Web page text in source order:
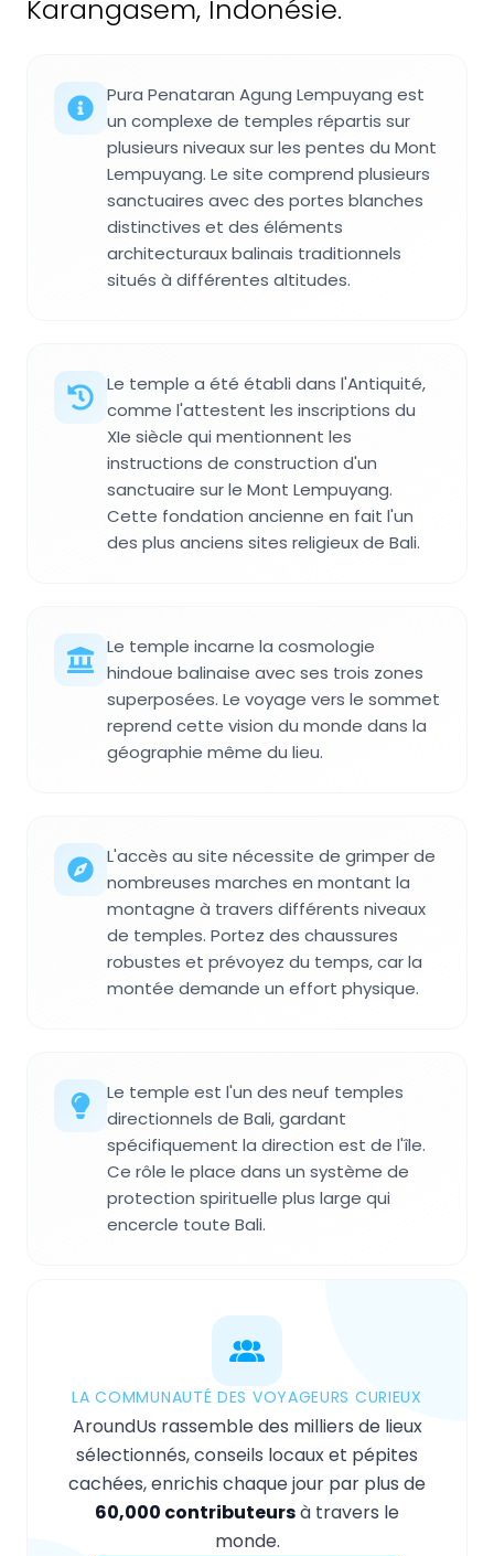
Karangasem, Indonésie.
Pura Penataran Agung Lempuyang est
un complexe de temples répartis sur
plusieurs niveaux sur les pentes du Mont
Lempuyang. Le site comprend plusieurs
sanctuaires avec des portes blanches
distinctives et des éléments
architecturaux balinais traditionnels
situés à différentes altitudes.
Le temple a été établi dans l'Antiquité,
comme l'attestent les inscriptions du
XIe siècle qui mentionnent les
instructions de construction d'un
sanctuaire sur le Mont Lempuyang.
Cette fondation ancienne en fait l'un
des plus anciens sites religieux de Bali.
Le temple incarne la cosmologie
hindoue balinaise avec ses trois zones
superposées. Le voyage vers le sommet
reprend cette vision du monde dans la
géographie même du lieu.
L'accès au site nécessite de grimper de
nombreuses marches en montant la
montagne à travers différents niveaux
de temples. Portez des chaussures
robustes et prévoyez du temps, car la
montée demande un effort physique.
Le temple est l'un des neuf temples
directionnels de Bali, gardant
spécifiquement la direction est de l'île.
Ce rôle le place dans un système de
protection spirituelle plus large qui
encercle toute Bali.
LA COMMUNAUTÉ DES VOYAGEURS CURIEUX
AroundUs rassemble des milliers de lieux
sélectionnés, conseils locaux et pépites
cachées, enrichis chaque jour par plus de
60,000 contributeursà travers le
monde.